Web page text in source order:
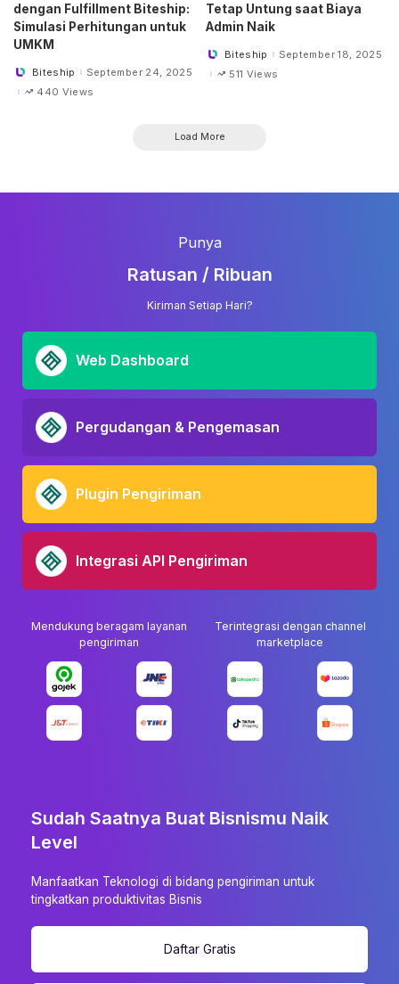
dengan Fulfillment Biteship:
Simulasi Perhitungan untuk
UMKM
PostedBiteship
September 24, 2025
440 Views
Tetap Untung saat Biaya
Admin Naik
PostedBiteship
September 18, 2025
511 Views
Load More
Punya
Ratusan / Ribuan
Kiriman Setiap Hari?
Web Dashboard
Pergudangan & Pengemasan
Plugin Pengiriman
Integrasi API Pengiriman
Mendukung beragam layanan
pengiriman
Terintegrasi dengan channel
marketplace
Sudah Saatnya Buat Bisnismu Naik
Level
Manfaatkan Teknologi di bidang pengiriman untuk
tingkatkan produktivitas Bisnis
Daftar Gratis